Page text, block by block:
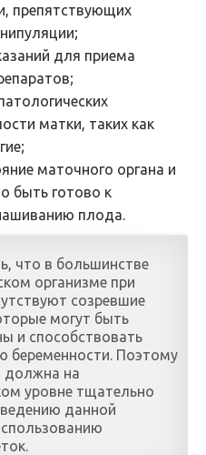
препятствующих
для приема
матки, таких как
маточного органа и
быть готово к
плода.
что в большинстве
организме при
созревшие
могут быть
и способствовать
беременности. Поэтому
должна на
уровне тщательно
данной